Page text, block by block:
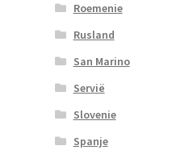
Roemenie
Rusland
San Marino
Servië
Slovenie
Spanje